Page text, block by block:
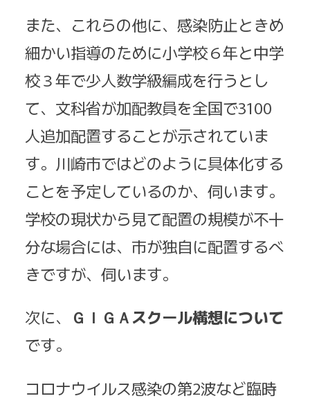
また、これらの他に、感染防止ときめ
細かい指導のために小学校６年と中学
校３年で少人数学級編成を行うとし
て、文科省が加配教員を全国で3100
人追加配置することが示されていま
す。川崎市ではどのように具体化する
ことを予定しているのか、伺います。
学校の現状から見て配置の規模が不十
分な場合には、市が独自に配置するべ
きですが、伺います。
次に、
ＧＩＧＡスクール構想について
です。
コロナウイルス感染の第2波など臨時